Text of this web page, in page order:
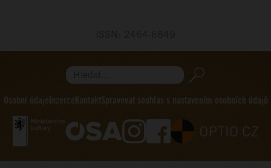
Hledat...
Osobní údajeInzerceKontaktSpravovat souhlas s nastavením osobních údajů